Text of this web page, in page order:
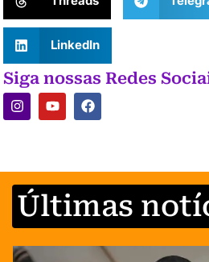
LinkedIn
Siga nossas Redes
Últimas